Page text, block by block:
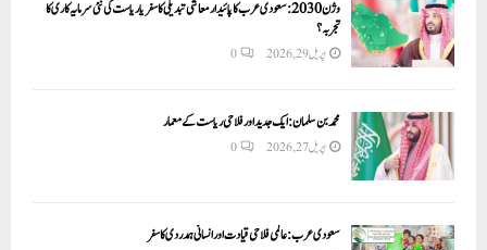
وژن 2030:سعودی عرب کا پائیدار معاشی تبدیلی کا سفر یا ریاست کی نئی سرمایہ کاری کا
تجربہ؟
اپریل 29, 2026 0
محمد بن سلمان: ایک جدید اور فلاحی ریاست کے معمار
اپریل 27, 2026 0
سعودی عرب: عالمی فلاحی قیادت اور انسانی ہمدردی کا سفر